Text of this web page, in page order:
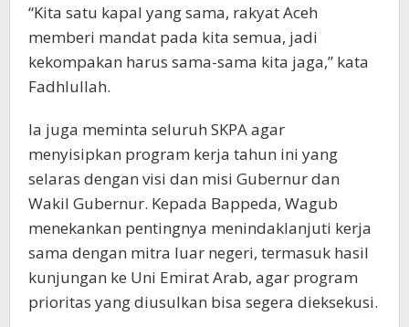
“Kita satu kapal yang sama, rakyat Aceh
memberi mandat pada kita semua, jadi
kekompakan harus sama-sama kita jaga,” kata
Fadhlullah.
Ia juga meminta seluruh SKPA agar
menyisipkan program kerja tahun ini yang
selaras dengan visi dan misi Gubernur dan
Wakil Gubernur. Kepada Bappeda, Wagub
menekankan pentingnya menindaklanjuti kerja
sama dengan mitra luar negeri, termasuk hasil
kunjungan ke Uni Emirat Arab, agar program
prioritas yang diusulkan bisa segera dieksekusi.